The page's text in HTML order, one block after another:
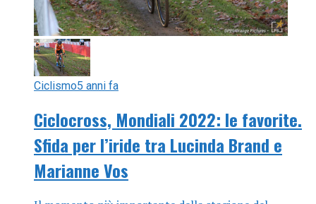
Ciclismo5 anni fa
Ciclocross, Mondiali 2022: le favorite.
Sfida per l’iride tra Lucinda Brand e
Marianne Vos